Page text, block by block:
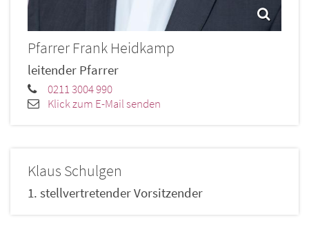
Pfarrer Frank Heidkamp
leitender Pfarrer
0211 3004 990
Klick zum E-Mail senden
Klaus Schulgen
1. stellvertretender Vorsitzender